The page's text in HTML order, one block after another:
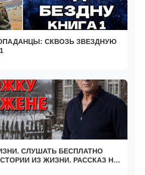
СКВОЗЬ ЗВЕЗДНУЮ
СЛУШАТЬ БЕСПЛАТНО
ИЗ ЖИЗНИ. РАССКАЗ НА